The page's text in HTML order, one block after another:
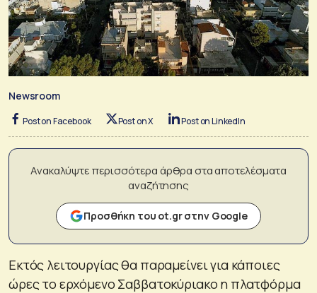
Newsroom
Post on Facebook Post on X Post on LinkedIn
Ανακαλύψτε περισσότερα άρθρα στα αποτελέσματα
αναζήτησης
Προσθήκη του ot.gr στην Google
Εκτός λειτουργίας θα παραμείνει για κάποιες
ώρες το ερχόμενο Σαββατοκύριακο η πλατφόρμα